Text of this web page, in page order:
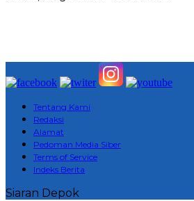
Tentang Kami
Redaksi
Alamat
Pedoman Media Siber
Terms of Service
Indeks Berita
Siaran Depok